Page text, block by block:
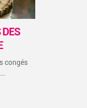
DES
congés